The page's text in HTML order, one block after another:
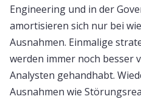
Engineering und in der
amortisieren sich nur bei
Ausnahmen. Einmalige
werden immer noch besser
Analysten gehandhabt.
Ausnahmen wie